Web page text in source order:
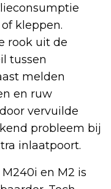
kleppen.
rook uit de
tussen
melden
en ruw
vervuilde
probleem bij
inlaatpoort.
en M2 is